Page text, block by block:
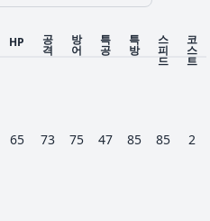
HP 공
격
방
어
특
공
특
방
스
피
드
코
스
트
65 73 75 47 85 85 2